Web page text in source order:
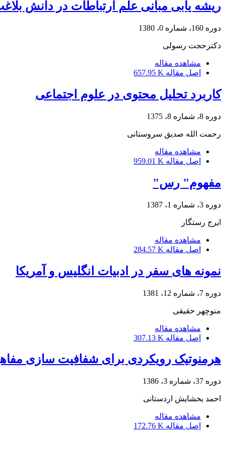
ریشه یابی مبانی علم ارتباطات در دانش
دوره 160، شماره 0، 1380
دکترحجت رسولی
مشاهده مقاله
اصل مقاله 657.95 K
کاربرد تحلیل محتوی در علوم اجتماعی
دوره 8، شماره 8، 1375
رحمت الله صدیق سروستانی
مشاهده مقاله
اصل مقاله 959.01 K
مفهوم" رس"
دوره 3، شماره 1، 1387
ایرج رستگار
مشاهده مقاله
اصل مقاله 284.57 K
نمونه های سفر در ادبیات انگلیس و آمریکا
دوره 7، شماره 12، 1381
منوچهر حقیقى
مشاهده مقاله
اصل مقاله 307.13 K
هرمنوتیک رویکردی برای شفافیت سازی
دوره 37، شماره 3، 1386
احمد بخشایش اردستانی
مشاهده مقاله
اصل مقاله 172.76 K